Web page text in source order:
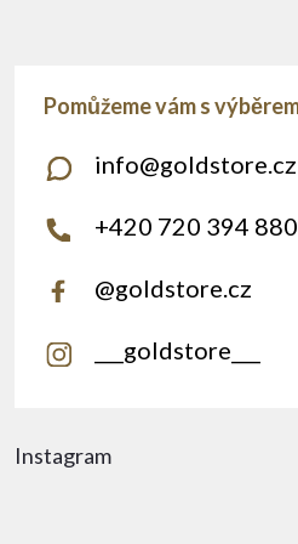
Instagram
info@goldstore.cz
+420 720 394 880
@goldstore.cz
___goldstore___